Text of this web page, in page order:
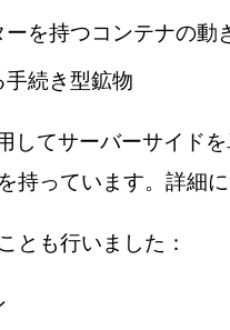
を持つコンテナの動
続き型鉱物
してサーバーサイド
持っています。詳細
とも行いました：